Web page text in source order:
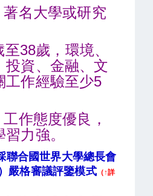
名大學或研究
38歲，環境、
投資、金融、文
工作經驗至少5
作態度優良，
力強。
聯合國世界大學總長會
嚴格審議評鑒模式（↑詳